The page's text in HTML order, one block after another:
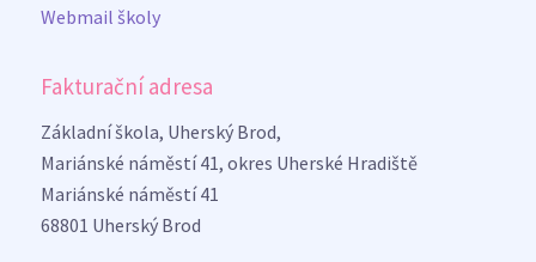
Webmail školy
Fakturační adresa
Základní škola, Uherský Brod,
Mariánské náměstí 41, okres Uherské Hradiště
Mariánské náměstí 41
68801 Uherský Brod